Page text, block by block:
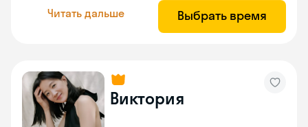
Читать дальше Выбрать время
Виктория